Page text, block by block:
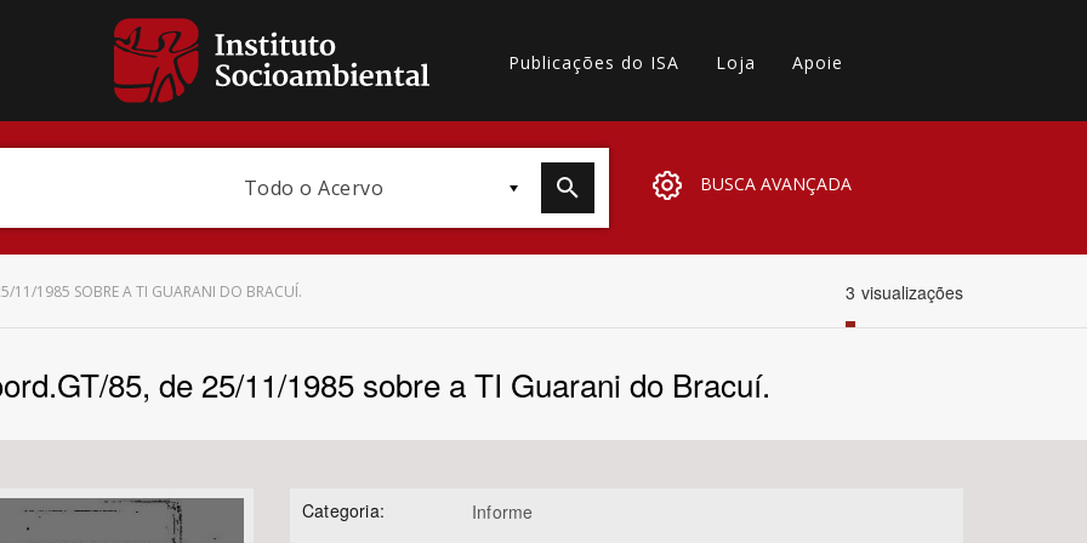
Publicações do ISA Loja Apoie
Todo o Acervo BUSCA AVANÇADA
11/1985 SOBRE A TI GUARANI DO BRACUÍ. 3 visualizações
85, de 25/11/1985 sobre a TI Guarani do Bracuí.
Categoria: Informe